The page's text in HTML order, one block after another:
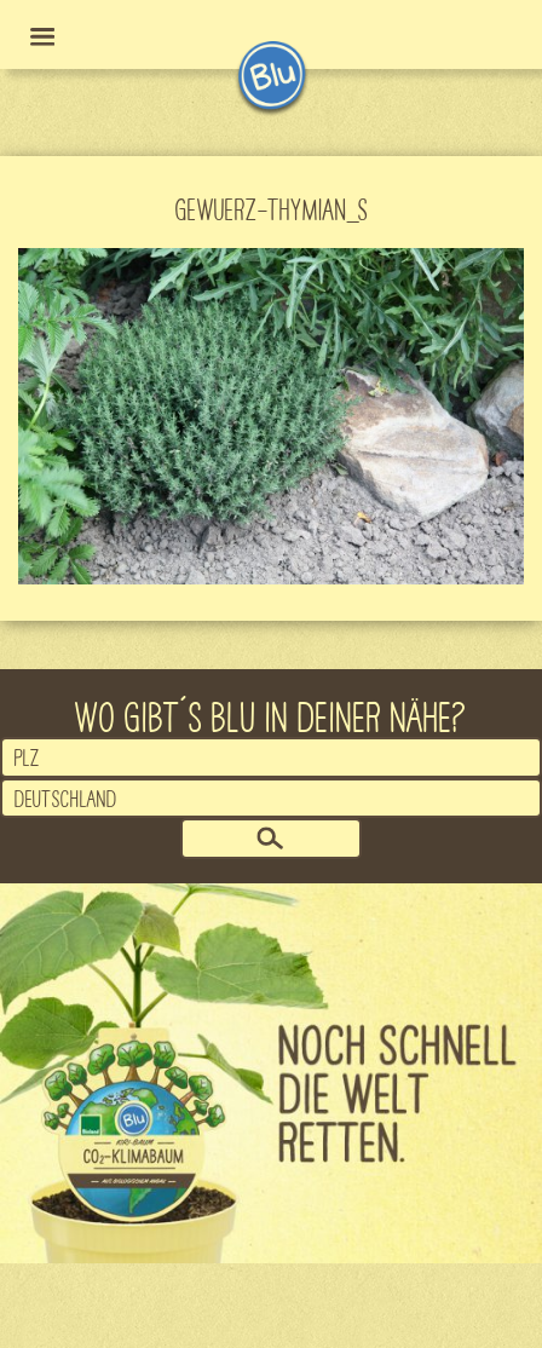
GEWUERZ-THYMIAN_S
WO GIBT´S BLU IN DEINER NÄHE?